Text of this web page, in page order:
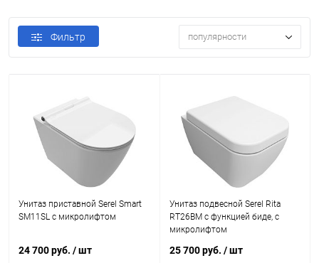
Фильтр популярности
Унитаз приставной Serel Smart
SM11SL с микролифтом
24 700 руб. / шт
Унитаз подвесной Serel Rita
RT26BM с функцией биде, с
микролифтом
25 700 руб. / шт